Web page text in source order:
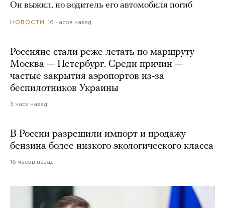
Он выжил, но водитель его автомобиля погиб
НОВОСТИ 16 часов назад
Россияне стали реже летать по маршруту
Москва — Петербург. Среди причин —
частые закрытия аэропортов из-за
беспилотников Украины
3 часа назад
В России разрешили импорт и продажу
бензина более низкого экологического класса
16 часов назад